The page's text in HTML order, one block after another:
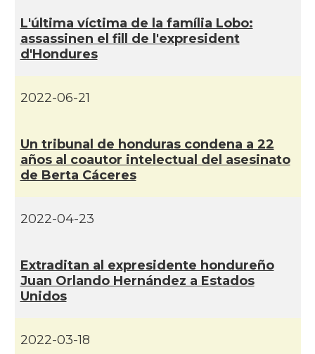
L'última ví­ctima de la famí­lia Lobo:
assassinen el fill de l'expresident
d'Hondures
2022-06-21
Un tribunal de honduras condena a 22
años al coautor intelectual del asesinato
de Berta Cáceres
2022-04-23
Extraditan al expresidente hondureño
Juan Orlando Hernández a Estados
Unidos
2022-03-18